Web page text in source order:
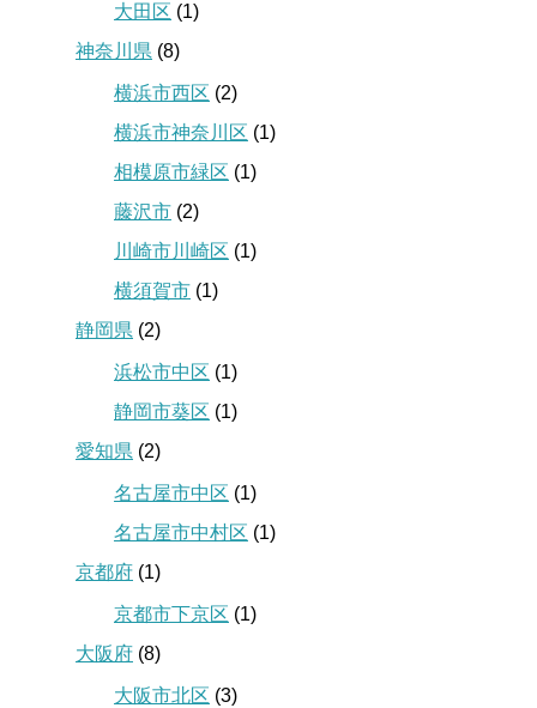
大田区 (1)
神奈川県 (8)
横浜市西区 (2)
横浜市神奈川区 (1)
相模原市緑区 (1)
藤沢市 (2)
川崎市川崎区 (1)
横須賀市 (1)
静岡県 (2)
浜松市中区 (1)
静岡市葵区 (1)
愛知県 (2)
名古屋市中区 (1)
名古屋市中村区 (1)
京都府 (1)
京都市下京区 (1)
大阪府 (8)
大阪市北区 (3)